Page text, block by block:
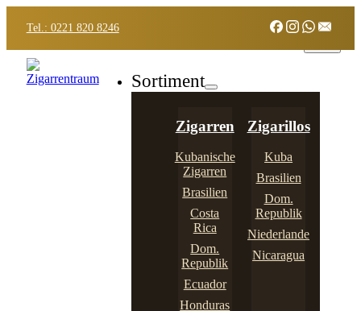
Tel.: 0221 820 8246
Sortiment
Zigarren
Kubanische
Zigarren
Brasilien
Costa
Rica
Dom.
Republik
Ecuador
Honduras
Zigarillos
Kuba
Brasilien
Dom.
Republik
Niederlande
Nicaragua